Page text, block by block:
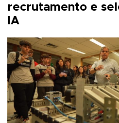
recrutamento e
IA